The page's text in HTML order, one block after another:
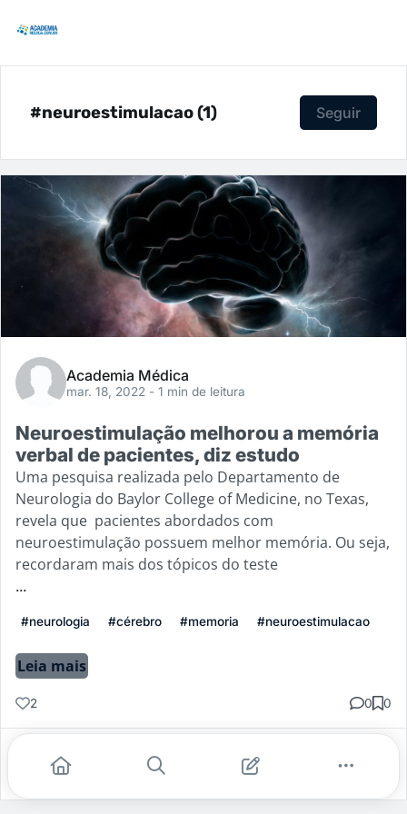
#neuroestimulacao (1) Seguir
Academia Médica
mar. 18, 2022 - 1 min de leitura
Neuroestimulação melhorou a memória
verbal de pacientes, diz estudo
Uma pesquisa realizada pelo Departamento de
Neurologia do Baylor College of Medicine, no Texas,
revela que pacientes abordados com
neuroestimulação possuem melhor memória. Ou seja,
recordaram mais dos tópicos do teste
...
#neurologia #cérebro #memoria #neuroestimulacao
Leia mais
2 0 0
Gostei Comentar Salvar